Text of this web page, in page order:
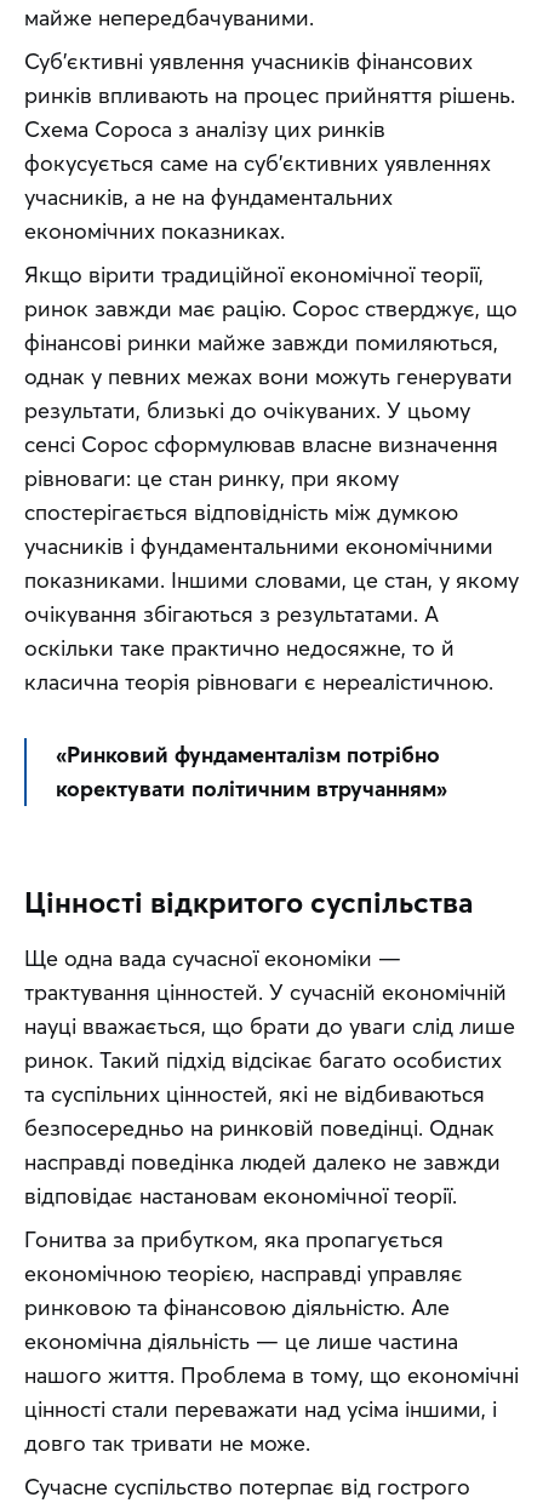
майже непередбачуваними.
Суб’єктивні уявлення учасників фінансових
ринків впливають на процес прийняття рішень.
Схема Сороса з аналізу цих ринків
фокусується саме на суб’єктивних уявленнях
учасників, а не на фундаментальних
економічних показниках.
Якщо вірити традиційної економічної теорії,
ринок завжди має рацію. Сорос стверджує, що
фінансові ринки майже завжди помиляються,
однак у певних межах вони можуть генерувати
результати, близькі до очікуваних. У цьому
сенсі Сорос сформулював власне визначення
рівноваги: це стан ринку, при якому
спостерігається відповідність між думкою
учасників і фундаментальними економічними
показниками. Іншими словами, це стан, у якому
очікування збігаються з результатами. А
оскільки таке практично недосяжне, то й
класична теорія рівноваги є нереалістичною.
«Ринковий фундаменталізм потрібно
коректувати політичним втручанням»
Цінності відкритого суспільства
Ще одна вада сучасної економіки —
трактування цінностей. У сучасній економічній
науці вважається, що брати до уваги слід лише
ринок. Такий підхід відсікає багато особистих
та суспільних цінностей, які не відбиваються
безпосередньо на ринковій поведінці. Однак
насправді поведінка людей далеко не завжди
відповідає настановам економічної теорії.
Гонитва за прибутком, яка пропагується
економічною теорією, насправді управляє
ринковою та фінансовою діяльністю. Але
економічна діяльність — це лише частина
нашого життя. Проблема в тому, що економічні
цінності стали переважати над усіма іншими, і
довго так тривати не може.
Сучасне суспільство потерпає від гострого